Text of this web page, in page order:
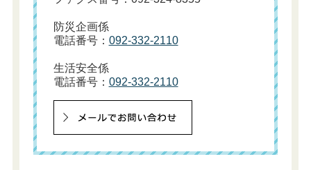
防災企画係
電話番号： 092-332-2110
生活安全係
電話番号： 092-332-2110